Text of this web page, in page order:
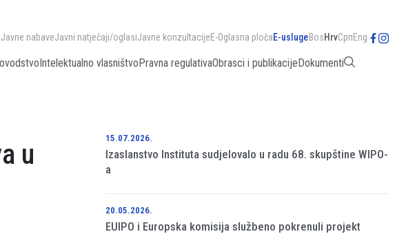
Javne nabaveJavni natječaji/oglasiJavne konzultacijeE-Oglasna pločaE-uslugeBosHrvСрпEng
Intelektualno vlasništvoPravna regulativaObrasci i publikacijeDokumenti
u
15.07.2026.
Izaslanstvo Instituta sudjelovalo u radu 68. skupštine WIPO-
a
20.05.2026.
EUIPO i Europska komisija službeno pokrenuli projekt